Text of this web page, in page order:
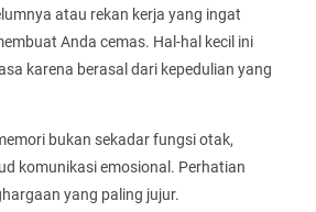
atau rekan kerja yang ingat
Anda cemas. Hal-hal kecil ini
karena berasal dari kepedulian yang
bukan sekadar fungsi otak,
komunikasi emosional. Perhatian
yang paling jujur.